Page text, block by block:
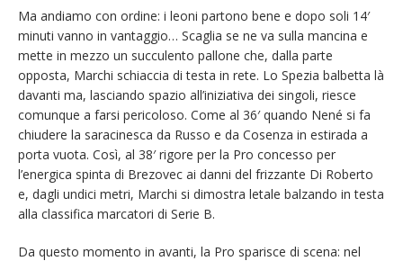
Ma andiamo con ordine: i leoni partono bene e dopo soli 14′
minuti vanno in vantaggio… Scaglia se ne va sulla mancina e
mette in mezzo un succulento pallone che, dalla parte
opposta, Marchi schiaccia di testa in rete. Lo Spezia balbetta là
davanti ma, lasciando spazio all’iniziativa dei singoli, riesce
comunque a farsi pericoloso. Come al 36′ quando Nené si fa
chiudere la saracinesca da Russo e da Cosenza in estirada a
porta vuota. Così, al 38′ rigore per la Pro concesso per
l’energica spinta di Brezovec ai danni del frizzante Di Roberto
e, dagli undici metri, Marchi si dimostra letale balzando in testa
alla classifica marcatori di Serie B.
Da questo momento in avanti, la Pro sparisce di scena: nel